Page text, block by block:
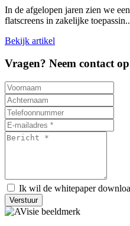
In de afgelopen jaren zien we
flatscreens in zakelijke
Bekijk artikel
Vragen? Neem contact
Ik wil de whitepaper
Verstuur